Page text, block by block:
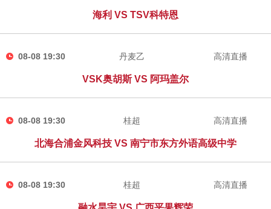
海利 VS TSV科特恩
08-08 19:30 丹麦乙
VSK奥胡斯 VS 阿玛盖尔
高清直播
08-08 19:30 桂超
北海合浦金风科技 VS 南宁市东方外语高级中学
高清直播
08-08 19:30 桂超 高清直播